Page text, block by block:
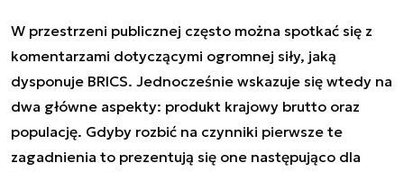
W przestrzeni publicznej często można spotkać się z
komentarzami dotyczącymi ogromnej siły, jaką
dysponuje BRICS. Jednocześnie wskazuje się wtedy na
dwa główne aspekty: produkt krajowy brutto oraz
populację. Gdyby rozbić na czynniki pierwsze te
zagadnienia to prezentują się one następująco dla